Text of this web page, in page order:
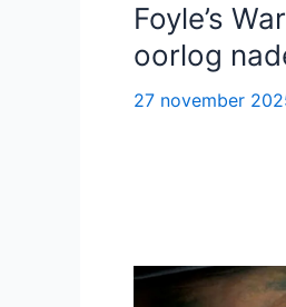
Foyle’s
oorlog
27 november